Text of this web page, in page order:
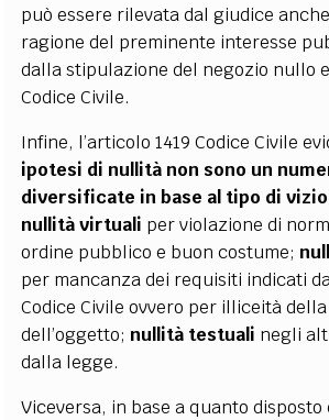
può essere rilevata dal giudice
ragione del preminente interesse
dalla stipulazione del negozio nullo
Codice Civile.
Infine, l’articolo 1419 Codice Civile
ipotesi di nullità non sono un
diversificate in base al tipo di vizio
nullità virtuali per violazione di
ordine pubblico e buon costume;
per mancanza dei requisiti indicati
Codice Civile ovvero per illiceità
dell’oggetto; nullità testuali negli
dalla legge.
Viceversa, in base a quanto